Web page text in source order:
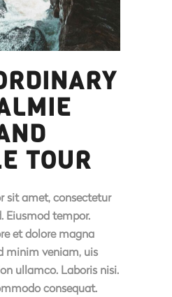
TOUR
sit amet, consectetur
Eiusmod tempor.
et dolore magna
minim veniam, uis
ullamco. Laboris nisi.
consequat.